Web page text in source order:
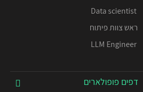
Data scientist
ראש צוות פיתוח
LLM Engineer
דפים פופולארים